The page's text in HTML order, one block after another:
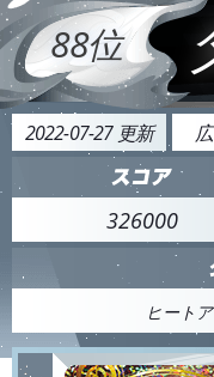
88位
2022-07-27 更新
326000
ヒート